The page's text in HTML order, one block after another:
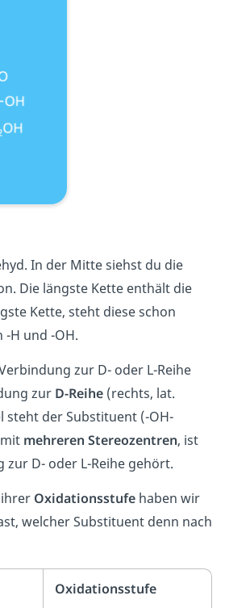
In der Mitte siehst du die
Die längste Kette enthält die
Kette, steht diese schon
H und -OH.
zur D- oder L-Reihe
zur D-Reihe (rechts, lat.
steht der Substituent (-OH-
mehreren Stereozentren, ist
D- oder L-Reihe gehört.
Oxidationsstufe haben wir
welcher Substituent denn nach
Oxidationsstufe